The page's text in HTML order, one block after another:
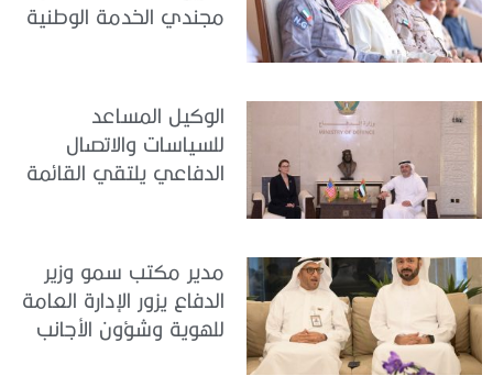
مجندي الخدمة الوطنية
الوكيل المساعد
للسياسات والاتصال
الدفاعي يلتقي القائمة
مدير مكتب سمو وزير
الدفاع يزور الإدارة العامة
للهوية وشؤون الأجانب